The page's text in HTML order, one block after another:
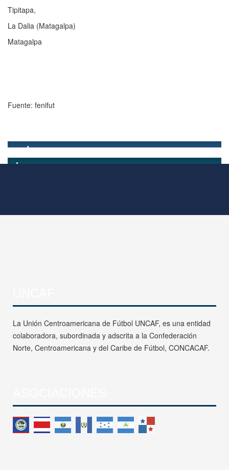
Tipitapa,
La Dalia (Matagalpa)
Matagalpa
Fuente: fenifut
La Unión Centroamericana de Fútbol UNCAF, es una entidad
colaboradora, subordinada y adscrita a la Confederación
Norte, Centroamericana y del Caribe de Fútbol, CONCACAF.